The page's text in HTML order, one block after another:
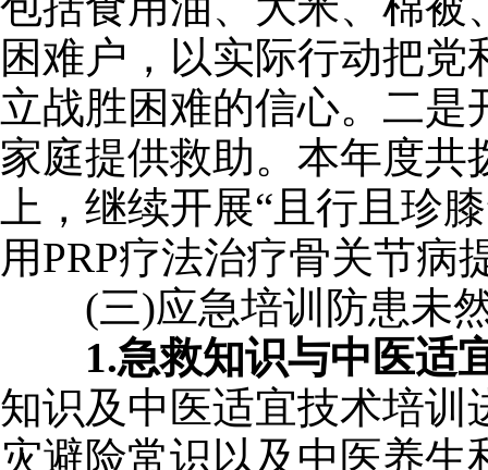
困难户，以实际行动把
立战胜困难的信心。二是
家庭提供救助。本年度共
上，继续开展“且行且珍
用PRP疗法治疗骨关节病
(三)应急培训防患未
1.急救知识与中医适
知识及中医适宜技术培训
灾避险常识以及中医养